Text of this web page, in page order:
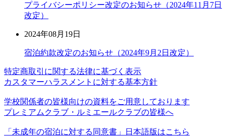
プライバシーポリシー改定のお知らせ（2024年11月7日
改定）
2024年08月19日
宿泊約款改定のお知らせ（2024年9月2日改定）
特定商取引に関する法律に基づく表示
カスタマーハラスメントに対する基本方針
学校関係者の皆様向けの資料をご用意しております
プレミアムクラブ・ルミエールクラブの皆様へ
「未成年の宿泊に対する同意書」日本語版はこちら